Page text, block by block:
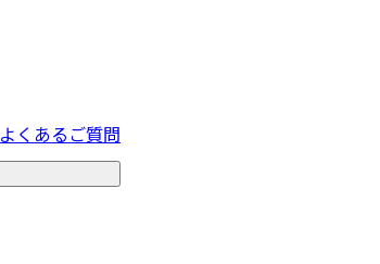
よくあるご質問